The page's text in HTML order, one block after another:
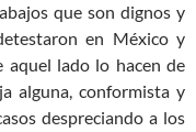
que son dignos y
en México y
aquel lado lo hacen de
alguna, conformista y
despreciando a los